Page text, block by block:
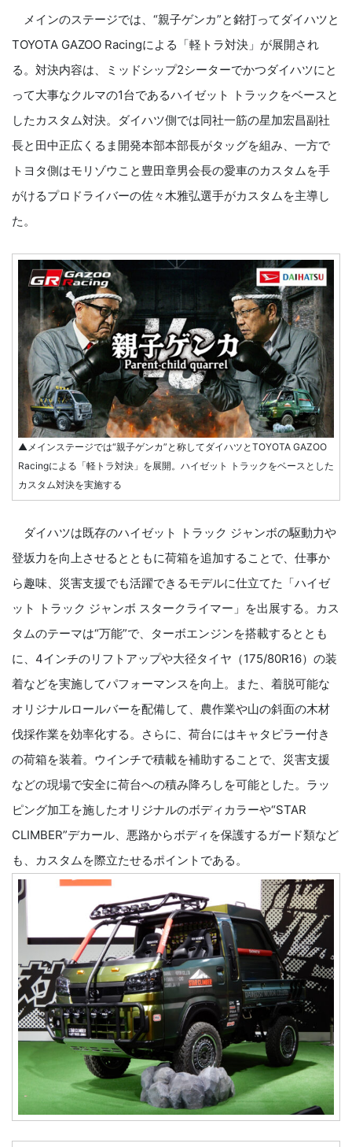
メインのステージでは、“親子ゲンカ”と銘打ってダイハツと
TOYOTA GAZOO Racingによる「軽トラ対決」が展開され
る。対決内容は、ミッドシップ2シーターでかつダイハツにと
って大事なクルマの1台であるハイゼット トラックをベースと
したカスタム対決。ダイハツ側では同社一筋の星加宏昌副社
長と田中正広くるま開発本部本部長がタッグを組み、一方で
トヨタ側はモリゾウこと豊田章男会長の愛車のカスタムを手
がけるプロドライバーの佐々木雅弘選手がカスタムを主導し
た。
▲メインステージでは“親子ゲンカ”と称してダイハツとTOYOTA GAZOO
Racingによる「軽トラ対決」を展開。ハイゼット トラックをベースとした
カスタム対決を実施する
ダイハツは既存のハイゼット トラック ジャンボの駆動力や
登坂力を向上させるとともに荷箱を追加することで、仕事か
ら趣味、災害支援でも活躍できるモデルに仕立てた「ハイゼ
ット トラック ジャンボ スタークライマー」を出展する。カス
タムのテーマは“万能”で、ターボエンジンを搭載するととも
に、4インチのリフトアップや大径タイヤ（175/80R16）の装
着などを実施してパフォーマンスを向上。また、着脱可能な
オリジナルロールバーを配備して、農作業や山の斜面の木材
伐採作業を効率化する。さらに、荷台にはキャタピラー付き
の荷箱を装着。ウインチで積載を補助することで、災害支援
などの現場で安全に荷台への積み降ろしを可能とした。ラッ
ピング加工を施したオリジナルのボディカラーや“STAR
CLIMBER”デカール、悪路からボディを保護するガード類など
も、カスタムを際立たせるポイントである。